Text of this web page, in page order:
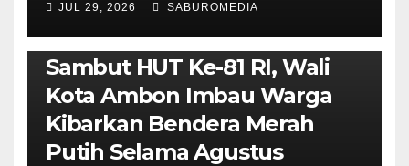
JUL 29, 2026 SABUROMEDIA
AMBON METRO POLITIK & PEMERINTAHAN
Sambut HUT Ke-81 RI, Wali
Kota Ambon Imbau Warga
Kibarkan Bendera Merah
Putih Selama Agustus